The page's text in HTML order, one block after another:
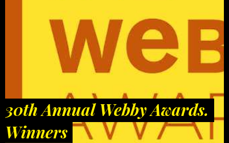
30th Annual Webby Awards.
Winners